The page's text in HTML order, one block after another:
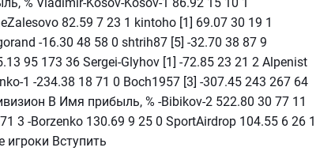
82.59 7 23 1 kintoho [1] 69.07 30 19 1
-16.30 48 58 0 shtrih87 [5] -32.70 38 87 9
95 173 36 Sergei-Glyhov [1] -72.85 23 21 2 Alpenist
1 -234.38 18 71 0 Boch1957 [3] -307.45 243 267 64
В Имя прибыль, % -Bibikov-2 522.80 30 77 11
3 -Borzenko 130.69 9 25 0 SportAirdrop 104.55 6 26 1
игроки Вступить